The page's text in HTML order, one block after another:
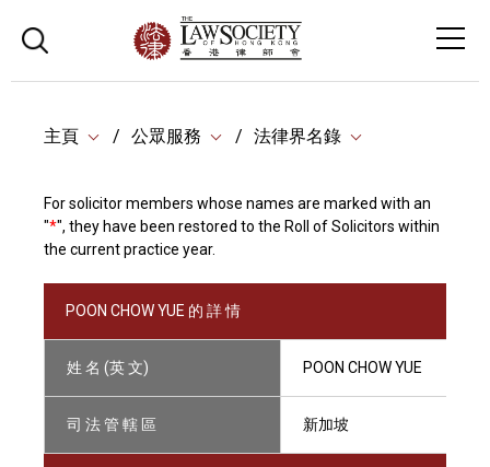
主頁 公眾服務 法律界名錄
For solicitor members whose names are marked with an
"*", they have been restored to the Roll of Solicitors within
the current practice year.
POON CHOW YUE 的 詳 情
姓 名 (英 文) POON CHOW YUE
司 法 管 轄 區 新加坡